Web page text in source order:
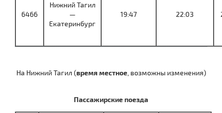
6466
Нижний Тагил
—
Екатеринбург
19:47 22:03
На Нижний Тагил (время местное, возможны изменения)
Пассажирские поезда